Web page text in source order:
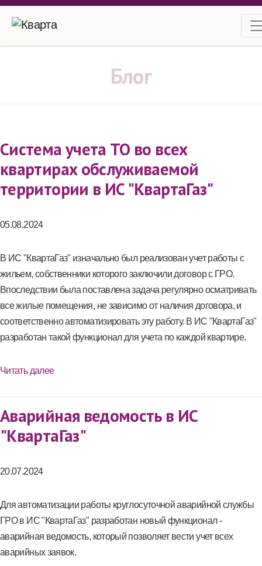
Блог
Система учета ТО во всех
квартирах обслуживаемой
территории в ИС "КвартаГаз"
05.08.2024
В ИС "КвартаГаз" изначально был реализован учет работы с
жильем, собственники которого заключили договор с ГРО.
Впоследствии была поставлена задача регулярно осматривать
все жилые помещения, не зависимо от наличия договора, и
соответственно автоматизировать эту работу. В ИС "КвартаГаз"
разработан такой функционал для учета по каждой квартире.
Читать далее
Аварийная ведомость в ИС
"КвартаГаз"
20.07.2024
Для автоматизации работы круглосуточной аварийной службы
ГРО в ИС "КвартаГаз" разработан новый функционал -
аварийная ведомость, который позволяет вести учет всех
аварийных заявок.